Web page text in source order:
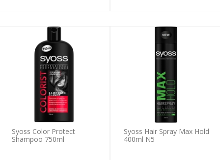
Syoss Color Protect
Shampoo 750ml
Syoss Hair Spray Max Hold
400ml N5